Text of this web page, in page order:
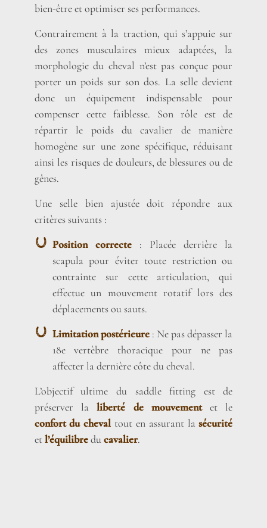
bien-être et optimiser ses performances.
Contrairement à la traction, qui s’appuie sur
des zones musculaires mieux adaptées, la
morphologie du cheval n’est pas conçue pour
porter un poids sur son dos. La selle devient
donc un équipement indispensable pour
compenser cette faiblesse. Son rôle est de
répartir le poids du cavalier de manière
homogène sur une zone spécifique, réduisant
ainsi les risques de douleurs, de blessures ou de
gênes.
Une selle bien ajustée doit répondre aux
critères suivants :
Position correcte: Placée derrière la
scapula pour éviter toute restriction ou
contrainte sur cette articulation, qui
effectue un mouvement rotatif lors des
déplacements ou sauts.
Limitation postérieure: Ne pas dépasser la
18e vertèbre thoracique pour ne pas
affecter la dernière côte du cheval.
L’objectif ultime du saddle fitting est de
préserver laliberté de mouvementet le
confort du cheval tout en assurant lasécurité
etl’équilibreducavalier.